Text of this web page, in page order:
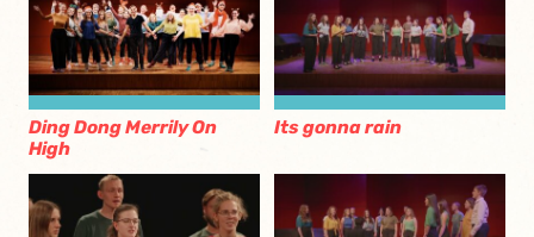
Ding Dong Merrily On
High
Its gonna rain